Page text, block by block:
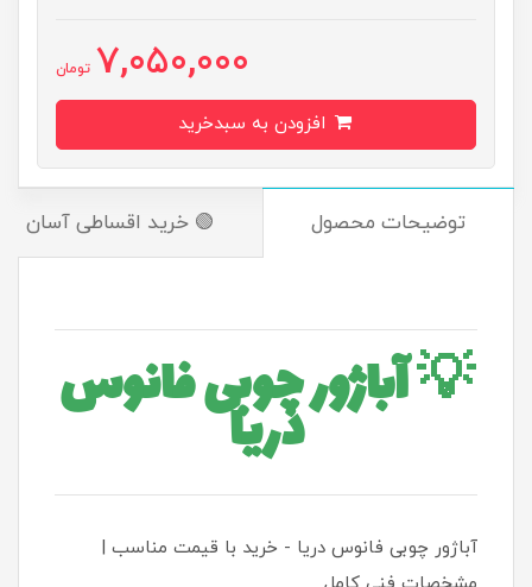
7,050,000 تومان
توضیحات محصول 🟢 خرید اقساطی آسان
💡آباژور چوبی فانوس
دریا
آباژور چوبی فانوس دریا - خرید با قیمت مناسب |